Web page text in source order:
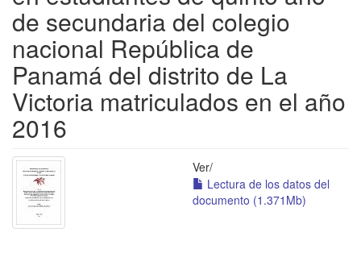
de secundaria del colegio
nacional República de
Panamá del distrito de La
Victoria matriculados en el año
2016
Ver/
Lectura de los datos del
documento (1.371Mb)